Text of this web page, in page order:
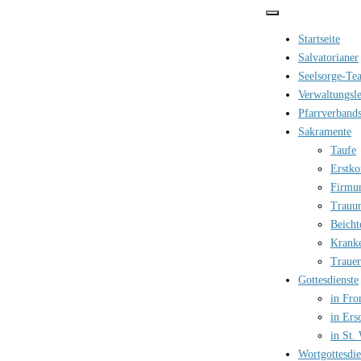
Startseite
Salvatorianer
Seelsorge-
Sakramente
Taufe
Gottesdienste
in
in
in St.